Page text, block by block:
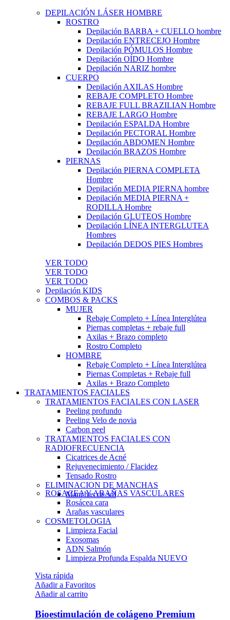
DEPILACIÓN LÁSER HOMBRE
ROSTRO
Depilación BARBA + CUELLO hombre
Depilación ENTRECEJO Hombre
Depilación PÓMULOS Hombre
Depilación OÍDO Hombre
Depilación NARIZ hombre
CUERPO
Depilación AXILAS Hombre
REBAJE COMPLETO Hombre
REBAJE FULL BRAZILIAN Hombre
REBAJE LARGO Hombre
Depilación ESPALDA Hombre
Depilación PECTORAL Hombre
Depilación ABDOMEN Hombre
Depilación BRAZOS Hombre
PIERNAS
Depilación PIERNA COMPLETA
Hombre
Depilación MEDIA PIERNA hombre
Depilación MEDIA PIERNA +
RODILLA Hombre
Depilación GLUTEOS Hombre
Depilación LÍNEA INTERGLUTEA
Hombres
Depilación DEDOS PIES Hombres
VER TODO
VER TODO
VER TODO
Depilación KIDS
COMBOS & PACKS
MUJER
Rebaje Completo + Línea Interglútea
Piernas completas + rebaje full
Axilas + Brazo completo
Rostro Completo
HOMBRE
Rebaje Completo + Línea Interglútea
Piernas Completas + Rebaje full
Axilas + Brazo Completo
TRATAMIENTOS FACIALES
TRATAMIENTOS FACIALES CON LASER
Peeling profundo
Peeling Velo de novia
Carbon peel
TRATAMIENTOS FACIALES CON
RADIOFRECUENCIA
Cicatrices de Acné
Rejuvenecimiento / Flacidez
Tensado Rostro
ELIMINACION DE MANCHAS
Manchas de sol
ROSACEA Y ARAÑAS VASCULARES
Rosácea cara
Arañas vasculares
COSMETOLOGIA
Limpieza Facial
Exosomas
ADN Salmón
Limpieza Profunda Espalda NUEVO
Vista rápida
Añadir a Favoritos
Añadir al carrito
Bioestimulación de colágeno Premium